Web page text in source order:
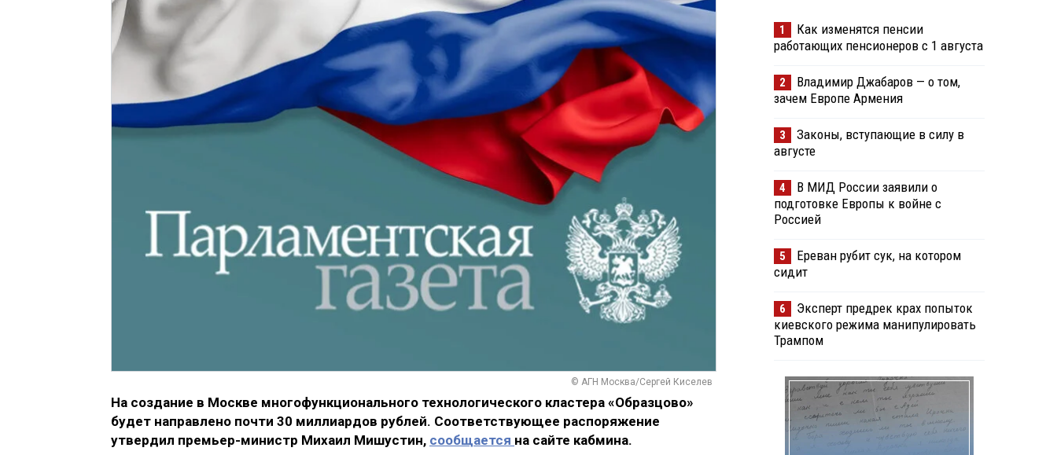
© АГН Москва/Сергей Киселев
На создание в Москве многофункционального технологического кластера «Образцово»
будет направлено почти 30 миллиардов рублей. Соответствующее распоряжение
утвердил премьер-министр Михаил Мишустин, сообщается на сайте кабмина.
1
Как изменятся пенсии
работающих пенсионеров с 1 августа
2
Владимир Джабаров — о том,
зачем Европе Армения
3
Законы, вступающие в силу в
августе
4
В МИД России заявили о
подготовке Европы к войне с
Россией
5
Ереван рубит сук, на котором
сидит
6
Эксперт предрек крах попыток
киевского режима манипулировать
Трампом